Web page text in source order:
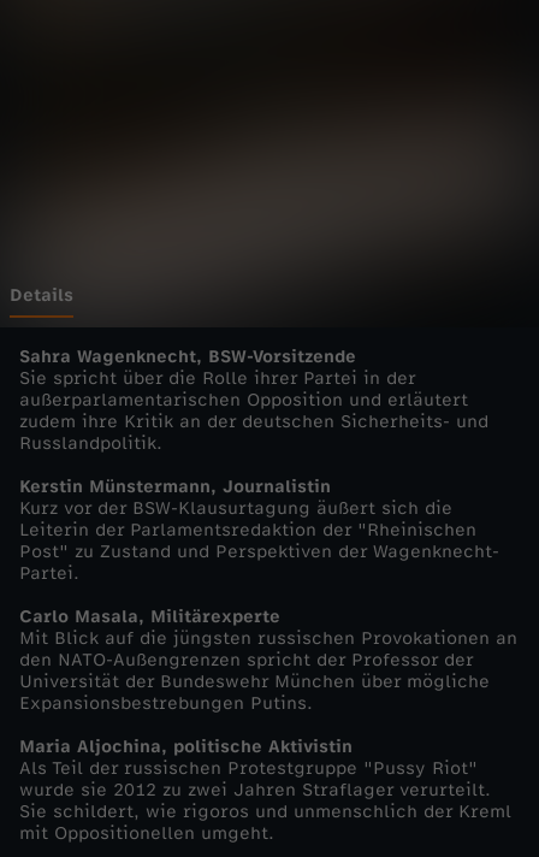
a
r
k
u
s
L
a
n
z
v
Details
Sahra Wagenknecht, BSW-Vorsitzende
Sie spricht über die Rolle ihrer Partei in der
außerparlamentarischen Opposition und erläutert
zudem ihre Kritik an der deutschen Sicherheits- und
Russlandpolitik.
Kerstin Münstermann, Journalistin
Kurz vor der BSW-Klausurtagung äußert sich die
Leiterin der Parlamentsredaktion der "Rheinischen
Post" zu Zustand und Perspektiven der Wagenknecht-
Partei.
Carlo Masala, Militärexperte
Mit Blick auf die jüngsten russischen Provokationen an
den NATO-Außengrenzen spricht der Professor der
Universität der Bundeswehr München über mögliche
Expansionsbestrebungen Putins.
Maria Aljochina, politische Aktivistin
Als Teil der russischen Protestgruppe "Pussy Riot"
wurde sie 2012 zu zwei Jahren Straflager verurteilt.
Sie schildert, wie rigoros und unmenschlich der Kreml
mit Oppositionellen umgeht.